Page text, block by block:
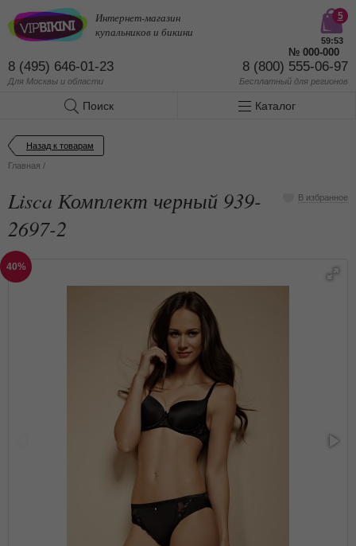
Интернет-магазин
купальников и бикини
8 (495) 646-01-23
Для Москвы и области
8 (800) 555-06-97
Бесплатный для регионов
5
59:53
№ 000-000
Поиск Каталог
Назад к товарам
Главная /
Lisca Комплект черный 939-
2697-2
В избранное
40%